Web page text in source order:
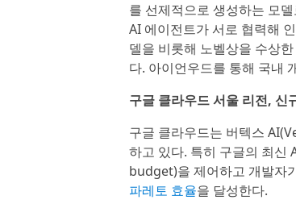
를 선제적으로 생성하는 모
AI 에이전트가 서로 협력해
델을 비롯해 노벨상을 수상
다. 아이언우드를 통해 국내
구글 클라우드 서울 리전, 신
구글 클라우드는 버텍스
하고 있다. 특히 구글의 최
budget)을 제어하고 개발자
파레토 효율을 달성한다.